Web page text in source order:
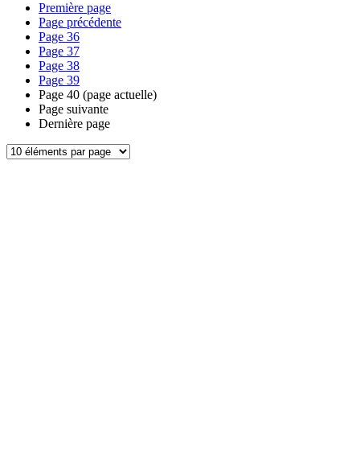
Première page
Page précédente
Page 36
Page 37
Page 38
Page 39
Page 40 (page actuelle)
Page suivante
Dernière page